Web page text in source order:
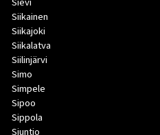
Siikainen
Siikajoki
Siikalatva
Siilinjärvi
Simo
Simpele
Sipoo
Sippola